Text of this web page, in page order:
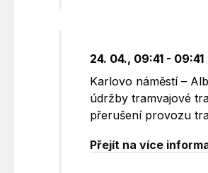
24. 04., 09:41 - 09:41
Karlovo náměstí –
údržby tramvajové
přerušení provozu
Přejít na více